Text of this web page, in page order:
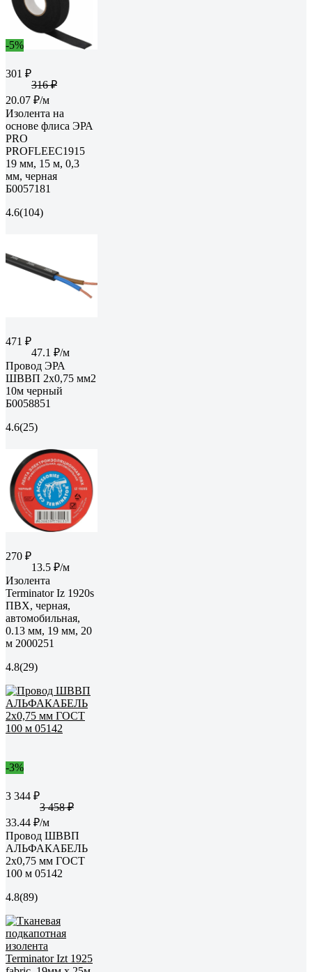
-5%
301 ₽
316 ₽
20.07 ₽/м
Изолента на
основе флиса ЭРА
PRO
PROFLEEC1915
19 мм, 15 м, 0,3
мм, черная
Б0057181
4.6(104)
471 ₽
47.1 ₽/м
Провод ЭРА
ШВВП 2x0,75 мм2
10м черный
Б0058851
4.6(25)
270 ₽
13.5 ₽/м
Изолента
Terminator Iz 1920s
ПВХ, черная,
автомобильная,
0.13 мм, 19 мм, 20
м 2000251
4.8(29)
-3%
3 344 ₽
3 458 ₽
33.44 ₽/м
Провод ШВВП
АЛЬФАКАБЕЛЬ
2х0,75 мм ГОСТ
100 м 05142
4.8(89)